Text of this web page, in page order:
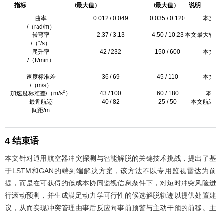
指标
/最大值）
/最大值）
说明
曲率
/（rad/m）
0.012 / 0.049 0.035 / 0.120 本文
转弯率
/（°/s）
2.37 / 3.13 4.50 / 10.23 本文最大转
爬升率
/（ft/min）
42 / 232 150 / 600 本文
速度标准差
/（m/s）
36 / 69 45 / 110 本文
加速度标准差/（m/s2 ） 43 / 100 60 / 180
本文
最近航迹
间距/m
40 / 82 25 / 50 本文航迹
4 结束语
本文针对通用航空器冲突探测与智能解脱的关键技术挑战，提出了基
于LSTM和GAN的端到端解决方案，该方法不以专用监视雷达为前
提，而是在可获得的低成本协同监视信息条件下，对短时冲突风险进
行滚动预测，并生成满足动力学可行性的候选解脱轨迹以提供处置建
议，从而实现冲突管理由事后反应向事前预警与主动干预的前移。主